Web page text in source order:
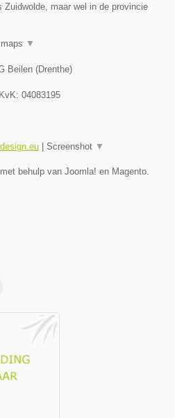
Zuidwolde, maar wel in de provincie
▼
Beilen (Drenthe)
KvK: 04083195
Screenshot ▼
behulp van Joomla! en Magento.